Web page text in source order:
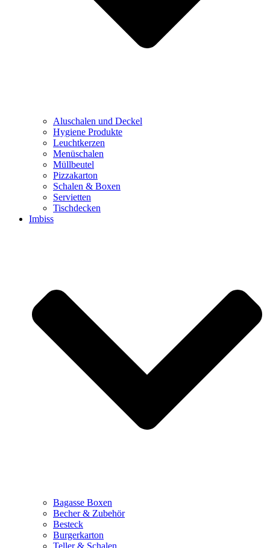
Aluschalen und Deckel
Hygiene Produkte
Leuchtkerzen
Menüschalen
Müllbeutel
Pizzakarton
Schalen & Boxen
Servietten
Tischdecken
Imbiss
Bagasse Boxen
Becher & Zubehör
Besteck
Burgerkarton